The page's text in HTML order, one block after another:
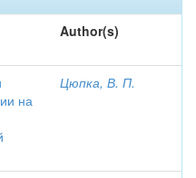
Author(s)
на
Цюпка, В. П.